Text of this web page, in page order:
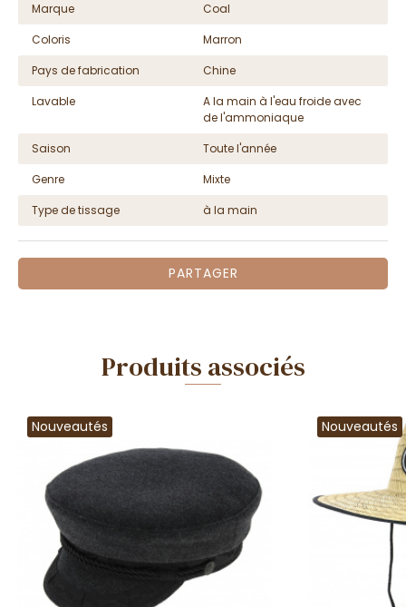
Marque
Coal
Coloris
Marron
Pays de fabrication
Chine
Lavable
A la main à l'eau froide avec
de l'ammoniaque
Saison
Toute l'année
Genre
Mixte
Type de tissage
à la main
PARTAGER
Produits associés
Nouveautés Nouveautés